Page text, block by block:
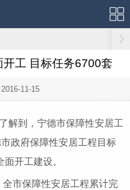
工 目标任务6700套
2016-11-15
解到，宁德市保障性安居工
政府保障性安居工程目标
开工建设。
市保障性安居工程累计完